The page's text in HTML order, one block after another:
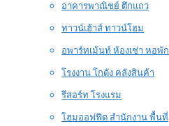
อาคารพาณิชย์ ตึกแถว
ทาวน์เฮ้าส์ ทาวน์โฮม
อพาร์ทเม้นท์ ห้องเช่า หอพัก
โรงงาน โกดัง คลังสินค้า
รีสอร์ท โรงแรม
โฮมออฟฟิต สำนักงาน พื้นที่